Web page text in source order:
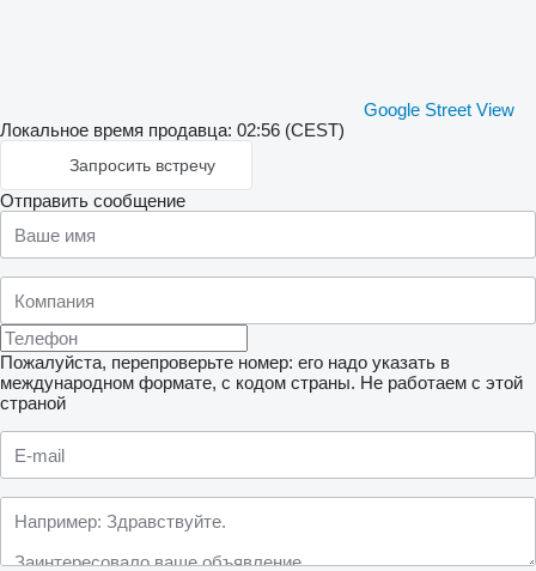
Google Street View
Локальное время продавца: 02:56 (CEST)
Запросить встречу
Отправить сообщение
Пожалуйста, перепроверьте номер: его надо указать в
международном формате, с кодом страны. Не работаем с этой
страной